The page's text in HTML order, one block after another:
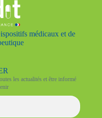
médicaux et de
les actualités et être informé